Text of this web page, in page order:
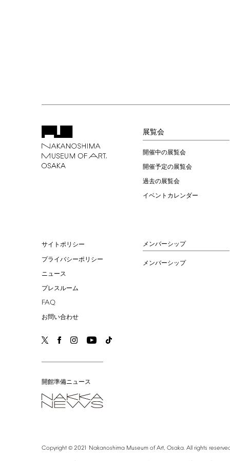
展覧会
開催中の展覧会
開催予定の展覧会
過去の展覧会
イベントカレンダー
サイトポリシー
プライバシーポリシー
ニュース
プレスルーム
FAQ
お問い合わせ
開館準備ニュース
メンバーシップ
メンバーシップ
Copyright© 2021 Nakanoshima Museum of Art, Osaka. All rights